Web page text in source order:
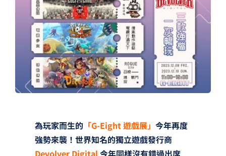
GCU大賽
為玩家而生的「G-Eight 遊戲展」 今年再度
強勢來襲！世界知名的獨立遊戲發行商
Devolver Digital今年同樣沒有錯過出席